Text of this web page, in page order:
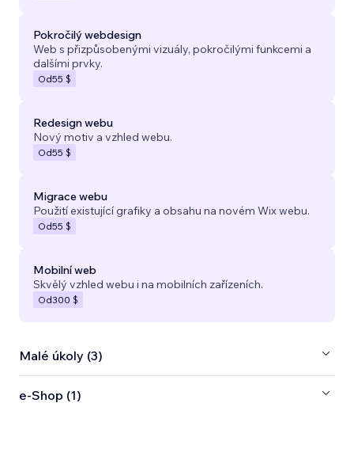
Pokročilý webdesign
Web s přizpůsobenými vizuály, pokročilými funkcemi a
dalšími prvky.
Od55 $
Redesign webu
Nový motiv a vzhled webu.
Od55 $
Migrace webu
Použití existující grafiky a obsahu na novém Wix webu.
Od55 $
Mobilní web
Skvělý vzhled webu i na mobilních zařízeních.
Od300 $
Malé úkoly (3)
e‑Shop (1)